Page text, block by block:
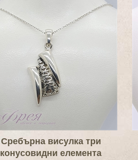
Сребърна висулка три
конусовидни елемента